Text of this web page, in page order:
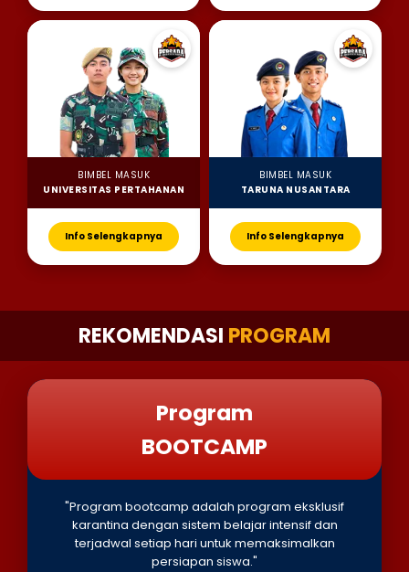
BIMBEL MASUK
UNIVERSITAS PERTAHANAN
Info Selengkapnya
BIMBEL MASUK
TARUNA NUSANTARA
Info Selengkapnya
REKOMENDASI PROGRAM
Program
BOOTCAMP
"Program bootcamp adalah program eksklusif
karantina dengan sistem belajar intensif dan
terjadwal setiap hari untuk memaksimalkan
persiapan siswa."